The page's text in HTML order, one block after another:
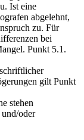
Ist eine
abgelehnt,
zu. Für
bei
Punkt 5.1.
gilt Punkt
stehen
oder